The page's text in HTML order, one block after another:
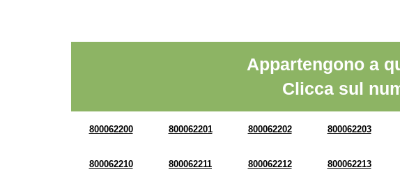
Appartengono a
Clicca sul
800062200 800062201 800062202 800062203
800062210 800062211 800062212 800062213